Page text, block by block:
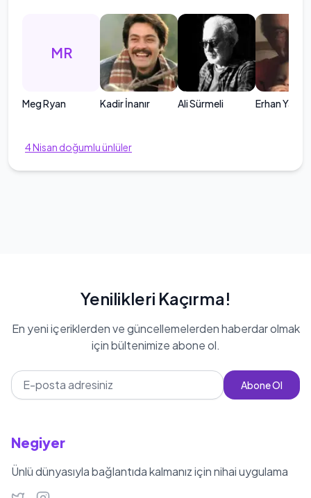
MR
Meg Ryan Kadir İnanır Ali Sürmeli Erhan
4Nisan doğumlu ünlüler
Yenilikleri Kaçırma!
En yeni içeriklerden ve güncellemelerden haberdar olmak
için bültenimize abone ol.
Abone Ol
Negiyer
Ünlü dünyasıyla bağlantıda kalmanız için nihai uygulama